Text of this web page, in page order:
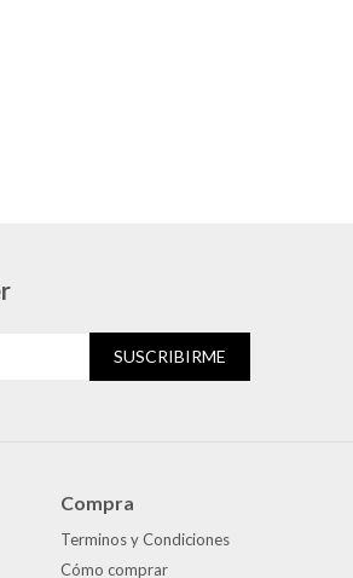
Compra
Terminos y Condiciones
Cómo comprar
SUSCRIBIRME